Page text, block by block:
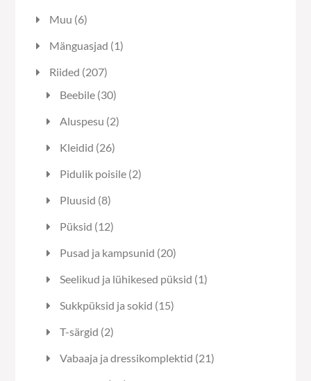
Muu 66
toodet
Mänguasjad 11
Riided 207207
toodet
Beebile 3030
Aluspesu 22
Kleidid 2626
toodet
Pidulik poisile 22
Pluusid 88
Püksid 1212
Pusad ja kampsunid 2020
toodet
Seelikud ja lühikesed püksid 11
Sukkpüksid ja sokid 1515
T-särgid 22
Vabaaja ja dressikomplektid 2121